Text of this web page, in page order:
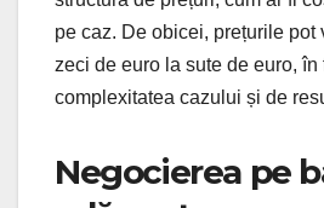
pe caz. De obicei, prețurile pot
zeci de euro la sute de euro, în
complexitatea cazului și de
Negocierea pe